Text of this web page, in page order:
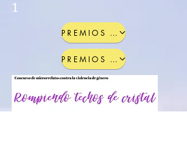
1
PREMIOS VIII EDICIÓN
PREMIOS VII EDICIÓN